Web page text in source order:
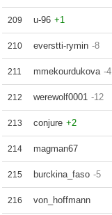
209 u-96 +1
210 everstti-rymin -8
211 mmekourdukova -4
212 werewolf0001 -12
213 conjure +2
214 magman67
215 burckina_faso -5
216 von_hoffmann